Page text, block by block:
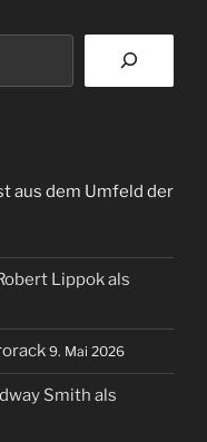
aus dem Umfeld der
Lippok als
9. Mai 2026
Smith als